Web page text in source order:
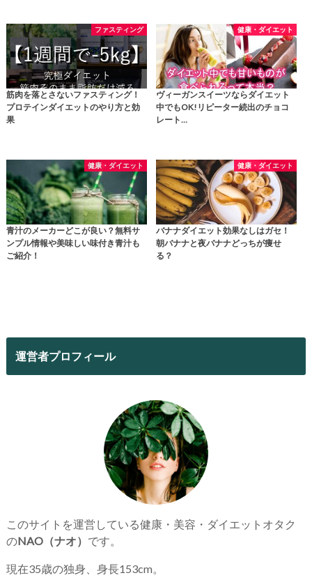
ファスティング
筋肉を落とさないファスティング！
プロテインダイエットのやり方と効
果
健康・ダイエット
ヴィーガンスイーツならダイエット
中でもOK!リピーター続出のチョコ
レート…
健康・ダイエット
青汁のメーカーどこが良い？無料サ
ンプル情報や美味しい味付き青汁も
ご紹介！
健康・ダイエット
バナナダイエット効果なしはガセ！
朝バナナと夜バナナどっちが痩せ
る？
運営者プロフィール
このサイトを運営している健康・美容・ダイエットオタク
のNAO（ナオ） です。
現在35歳の独身、身長153cm。